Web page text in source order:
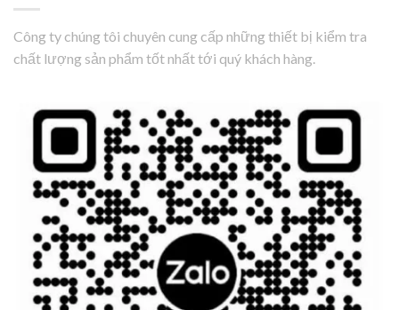
Công ty chúng tôi chuyên cung cấp những thiết bị kiểm tra
chất lượng sản phẩm tốt nhất tới quý khách hàng.